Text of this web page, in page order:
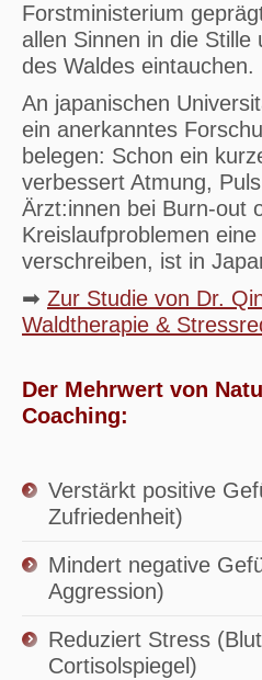
Forstministerium
allen Sinnen in die Stille
des Waldes eintauchen.
An japanischen
ein anerkanntes
belegen: Schon ein
verbessert Atmung,
Ärzt:innen bei Burn-out
Kreislaufproblemen
verschreiben, ist in
➡ Zur Studie von Dr.
Waldtherapie &
Der Mehrwert von
Coaching:
Verstärkt positive
Zufriedenheit)
Mindert negative
Aggression)
Reduziert Stress
Cortisolspiegel)